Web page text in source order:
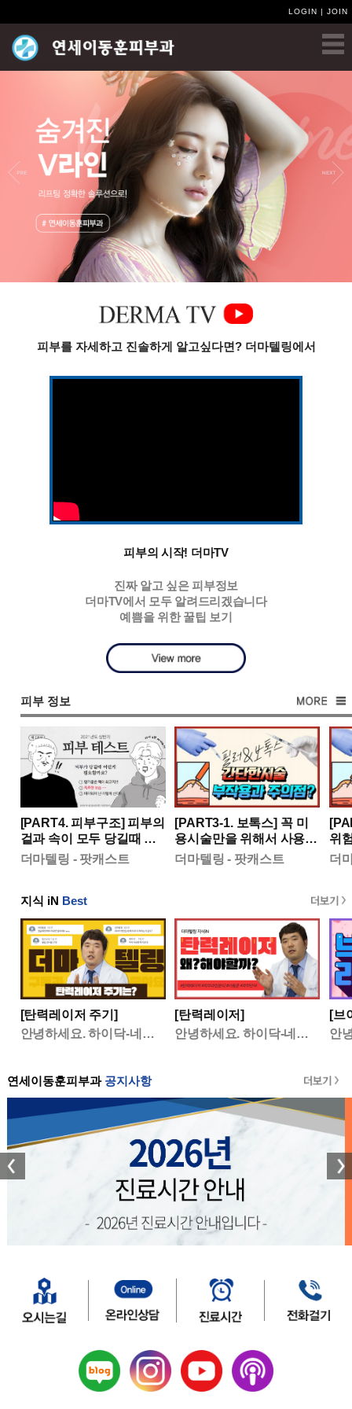
LOGIN | JOIN
피부를 자세하고 진솔하게 알고싶다면? 더마텔링에서
피부의 시작! 더마TV
진짜 알고 싶은 피부정보
더마TV에서 모두 알려드리겠습니다
예쁨을 위한 꿀팁 보기
피부 정보
[PART4. 피부구조] 피부의
겉과 속이 모두 당길때 필
요한 이것!
더마텔링 - 팟캐스트
[PART3-1. 보톡스] 꼭 미
용시술만을 위해서 사용되
는건 아닌 보톡스의 이야
기
더마텔링 - 팟캐스트
위
러
과
더
지식 iN Best
[탄력레이저 주기]
안녕하세요. 하이닥-네이버 지식iN 상담의 이동훈 입니다. 현재 안녕하세요. 하이닥-네이버 지식iN ...
[탄력레이저]
안녕하세요. 하이닥-네이버 지식iN 상담의 이동훈 입니다. 현재 안녕하세요. 하이닥-네이버 지식iN ...
[브
연세이동훈피부과 공지사항